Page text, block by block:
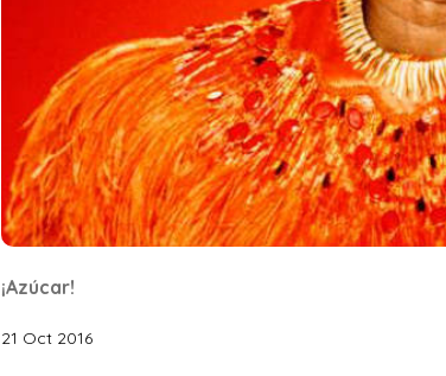
¡Azúcar!
21 Oct 2016